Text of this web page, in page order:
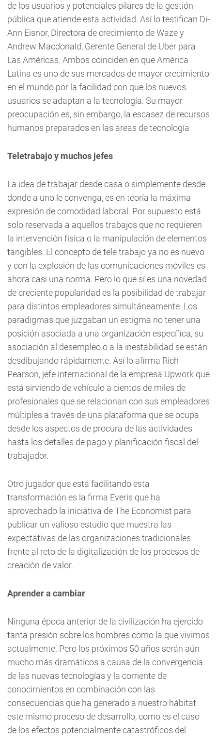
de los usuarios y potenciales pilares de la gestión
pública que atiende esta actividad. Así lo testifican Di-
Ann Eisnor, Directora de crecimiento de Waze y
Andrew Macdonald, Gerente General de Uber para
Las Américas. Ambos coinciden en que América
Latina es uno de sus mercados de mayor crecimiento
en el mundo por la facilidad con que los nuevos
usuarios se adaptan a la tecnología. Su mayor
preocupación es, sin embargo, la escasez de recursos
humanos preparados en las áreas de tecnología
Teletrabajo y muchos jefes
La idea de trabajar desde casa o simplemente desde
donde a uno le convenga, es en teoría la máxima
expresión de comodidad laboral. Por supuesto está
solo reservada a aquellos trabajos que no requieren
la intervención física o la manipulación de elementos
tangibles. El concepto de tele trabajo ya no es nuevo
y con la explosión de las comunicaciones móviles es
ahora casi una norma. Pero lo que sí es una novedad
de creciente popularidad es la posibilidad de trabajar
para distintos empleadores simultáneamente. Los
paradigmas que juzgaban un estigma no tener una
posición asociada a una organización específica, su
asociación al desempleo o a la inestabilidad se están
desdibujando rápidamente. Así lo afirma Rich
Pearson, jefe internacional de la empresa Upwork que
está sirviendo de vehículo a cientos de miles de
profesionales que se relacionan con sus empleadores
múltiples a través de una plataforma que se ocupa
desde los aspectos de procura de las actividades
hasta los detalles de pago y planificación fiscal del
trabajador.
Otro jugador que está facilitando esta
transformación es la firma Everis que ha
aprovechado la iniciativa de The Economist para
publicar un valioso estudio que muestra las
expectativas de las organizaciones tradicionales
frente al reto de la digitalización de los procesos de
creación de valor.
Aprender a cambiar
Ninguna época anterior de la civilización ha ejercido
tanta presión sobre los hombres como la que vivimos
actualmente. Pero los próximos 50 años serán aún
mucho más dramáticos a causa de la convergencia
de las nuevas tecnologías y la corriente de
conocimientos en combinación con las
consecuencias que ha generado a nuestro hábitat
este mismo proceso de desarrollo, como es el caso
de los efectos potencialmente catastróficos del